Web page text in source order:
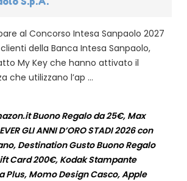
al Concorso Intesa Sanpaolo 2027
della Banca Intesa Sanpaolo,
My Key che hanno attivato il
che utilizzano l’ap ...
Buono Regalo da 25€, Max
GLI ANNI D’ORO STADI 2026 con
Destination Gusto Buono Regalo
Card 200€, Kodak Stampante
Plus, Momo Design Casco, Apple